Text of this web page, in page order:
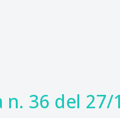
n. 36 del 27/